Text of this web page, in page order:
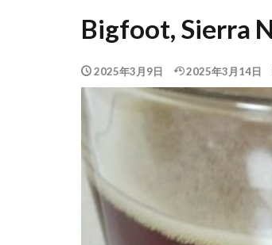
Bigfoot, Sierra
2025年3月9日 2025年3月14日